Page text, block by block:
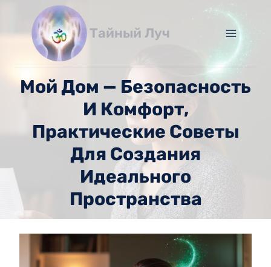
содержимому
Тайный Луч
Мой Дом — Безопасность
И Комфорт,
Практические Советы
Для Создания
Идеального
Пространства